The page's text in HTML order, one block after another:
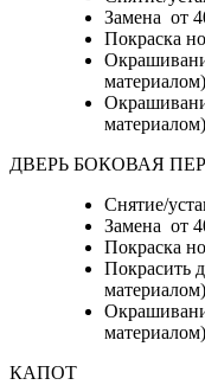
Замена от
Покраска
ДВЕРЬ БОКОВАЯ
Снятие/
Замена от
Покраска
Покрасить
КАПОТ